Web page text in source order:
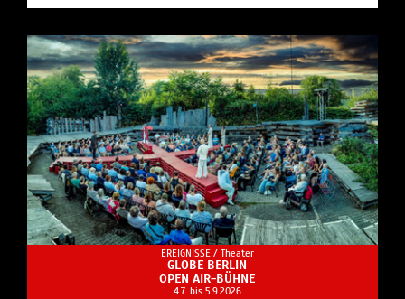
EREIGNISSE / Theater
GLOBE BERLIN
OPEN AIR-BÜHNE
4.7. bis 5.9.2026